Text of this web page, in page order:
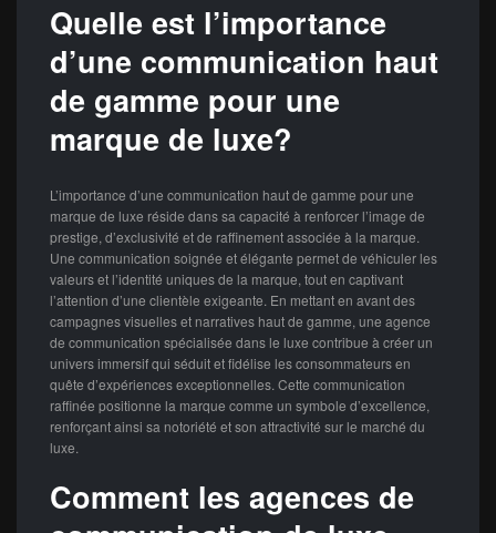
Quelle est l’importance
d’une communication haut
de gamme pour une
marque de luxe?
L’importance d’une communication haut de gamme pour une
marque de luxe réside dans sa capacité à renforcer l’image de
prestige, d’exclusivité et de raffinement associée à la marque.
Une communication soignée et élégante permet de véhiculer les
valeurs et l’identité uniques de la marque, tout en captivant
l’attention d’une clientèle exigeante. En mettant en avant des
campagnes visuelles et narratives haut de gamme, une agence
de communication spécialisée dans le luxe contribue à créer un
univers immersif qui séduit et fidélise les consommateurs en
quête d’expériences exceptionnelles. Cette communication
raffinée positionne la marque comme un symbole d’excellence,
renforçant ainsi sa notoriété et son attractivité sur le marché du
luxe.
Comment les agences de